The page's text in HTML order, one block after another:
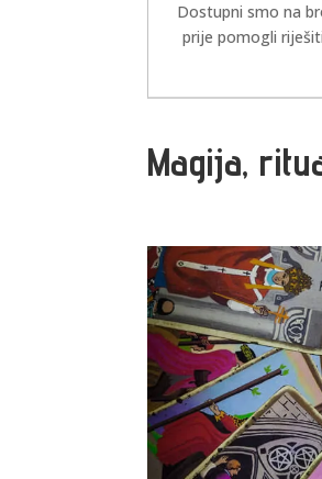
Dostupni smo na
prije pomogli
Magija,